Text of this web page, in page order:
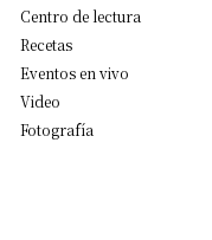
Centro de lectura
Recetas
Eventos en vivo
Video
Fotografía